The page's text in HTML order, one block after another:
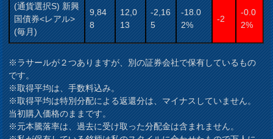
(通貨選択S) 新興
国債券<レアル>
(毎月)
9,84
8
12,0
13
-2,16
5
-18.0
2%
-2
-0.0
2%
※ラサールが２つありますが、別の証券会社で保有しているもの
です。
※取得平均は、手数料込み。
※取得平均は特別分配による返還分は、マイナスしていません。
当初購入価格のままです。
※元本騰落率は、過去に受け取った分配金は含まれません。